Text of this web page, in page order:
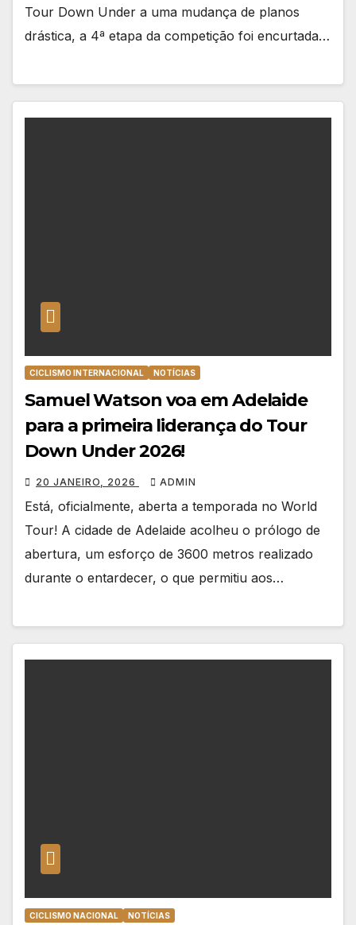
Tour Down Under a uma mudança de planos
drástica, a 4ª etapa da competição foi encurtada…
CICLISMO INTERNACIONAL NOTÍCIAS
Samuel Watson voa em Adelaide
para a primeira liderança do Tour
Down Under 2026!
20 JANEIRO, 2026 ADMIN
Está, oficialmente, aberta a temporada no World
Tour! A cidade de Adelaide acolheu o prólogo de
abertura, um esforço de 3600 metros realizado
durante o entardecer, o que permitiu aos…
CICLISMO NACIONAL NOTÍCIAS